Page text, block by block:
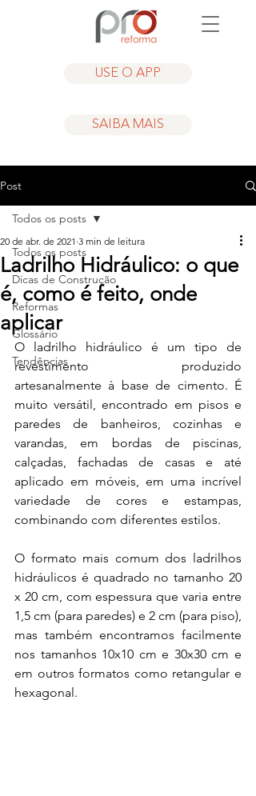
USE O APP
SAIBA MAIS
Post
Todos os posts
Dicas de Construção
Reformas
Glossário
Tendências
Todos os posts
Ladrilho Hidráulico: o que
é, como é feito, onde
aplicar
20 de abr. de 2021 3 min de leitura
O ladrilho hidráulico é um tipo de
revestimento produzido
artesanalmente à base de cimento. É
muito versátil, encontrado em pisos e
paredes de banheiros, cozinhas e
varandas, em bordas de piscinas,
calçadas, fachadas de casas e até
aplicado em móveis, em uma incrível
variedade de cores e estampas,
combinando com diferentes estilos.
O formato mais comum dos ladrilhos
hidráulicos é quadrado no tamanho 20
x 20 cm, com espessura que varia entre
1,5 cm (para paredes) e 2 cm (para piso),
mas também encontramos facilmente
nos tamanhos 10x10 cm e 30x30 cm e
em outros formatos como retangular e
hexagonal.